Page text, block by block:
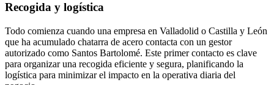
Recogida y logística
Todo comienza cuando una empresa en Valladolid o Castilla y León
que ha acumulado chatarra de acero contacta con un gestor
autorizado como Santos Bartolomé. Este primer contacto es clave
para organizar una recogida eficiente y segura, planificando la
logística para minimizar el impacto en la operativa diaria del